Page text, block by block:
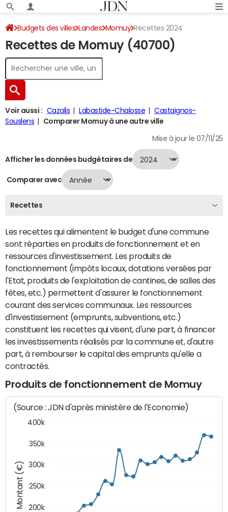
Budgets des villes Landes Momuy Recettes 2024
Recettes de Momuy (40700)
Voir aussi : Cazalis Labastide-Chalosse
Castaignos-
Souslens
Comparer Momuy à une autre ville
Mise à jour le 07/11/25
Afficher les données budgétaires de
Comparer avec
Recettes
Les recettes qui alimentent le budget d'une commune
sont réparties en produits de fonctionnement et en
ressources d'investissement. Les produits de
fonctionnement (impôts locaux, dotations versées par
l'Etat, produits de l'exploitation de cantines, de salles des
fêtes, etc.) permettent d'assurer le fonctionnement
courant des services communaux. Les ressources
d'investissement (emprunts, subventions, etc.)
constituent les recettes qui visent, d'une part, à financer
les investissements réalisés par la commune et, d'autre
part, à rembourser le capital des emprunts qu'elle a
contractés.
Produits de fonctionnement de Momuy
Montant (€)
(Source : JDN d'après ministère de l'Economie)
200k
250k
300k
350k
400k